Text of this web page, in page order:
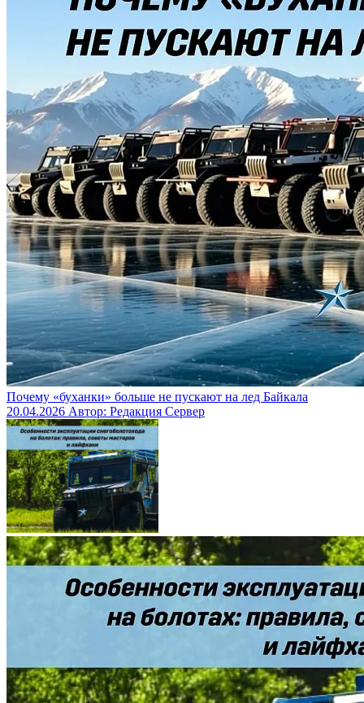
Почему «буханки» больше не пускают на лед Байкала
20.04.2026 Автор: Редакция Сервер